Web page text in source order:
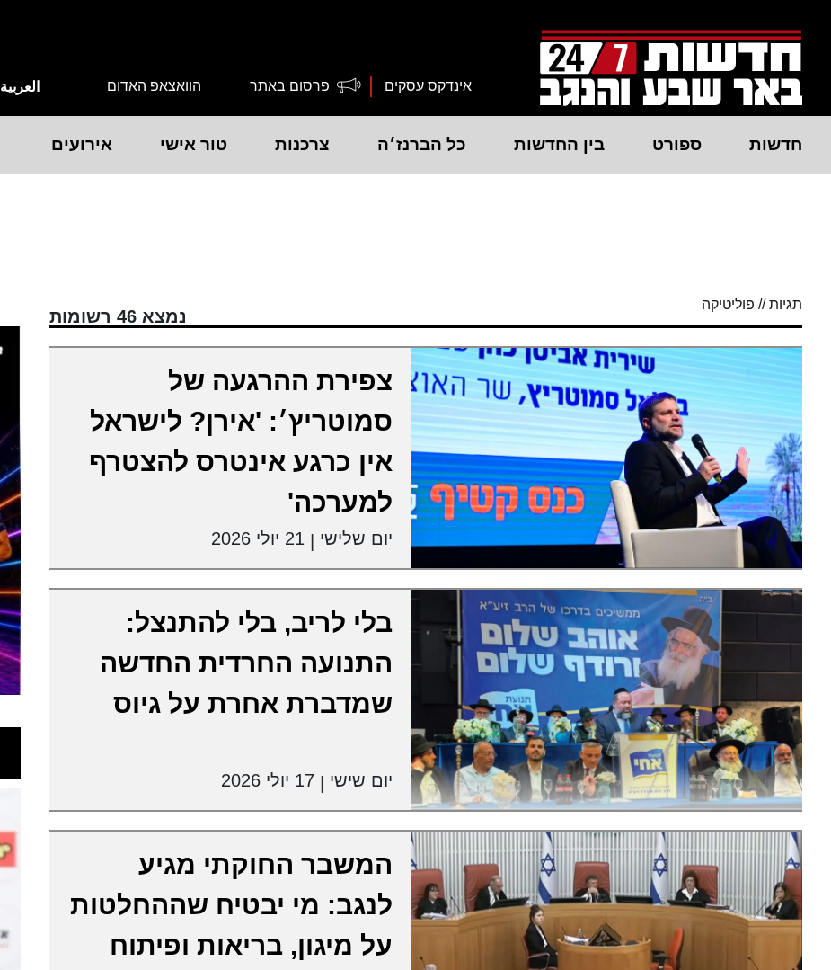
אינדקס עסקים פרסום באתר הוואצאפ האדום العربية
חדשות ספורט בין החדשות כל הברנז׳ה צרכנות טור אישי אירועים
תגיות // פוליטיקה
נמצא 46 רשומות
צפירת ההרגעה של
סמוטריץ׳: 'אירן? לישראל
אין כרגע אינטרס להצטרף
למערכה'
יום שלישי 21 יולי 2026
בלי לריב, בלי להתנצל:
התנועה החרדית החדשה
שמדברת אחרת על גיוס
יום שישי 17 יולי 2026
המשבר החוקתי מגיע
לנגב: מי יבטיח שההחלטות
על מיגון, בריאות ופיתוח